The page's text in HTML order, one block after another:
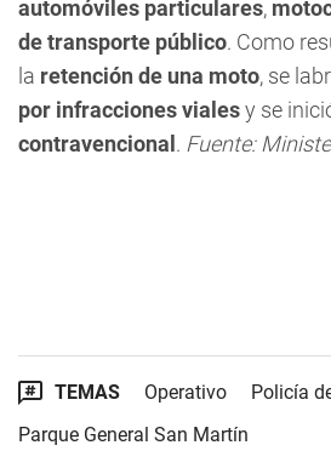
automóviles particulares,
de transporte público. Como
la retención de una moto, se
por infracciones vialesy se
contravencional . Fuente:
TEMAS Operativo
Policía
Parque General San Martín